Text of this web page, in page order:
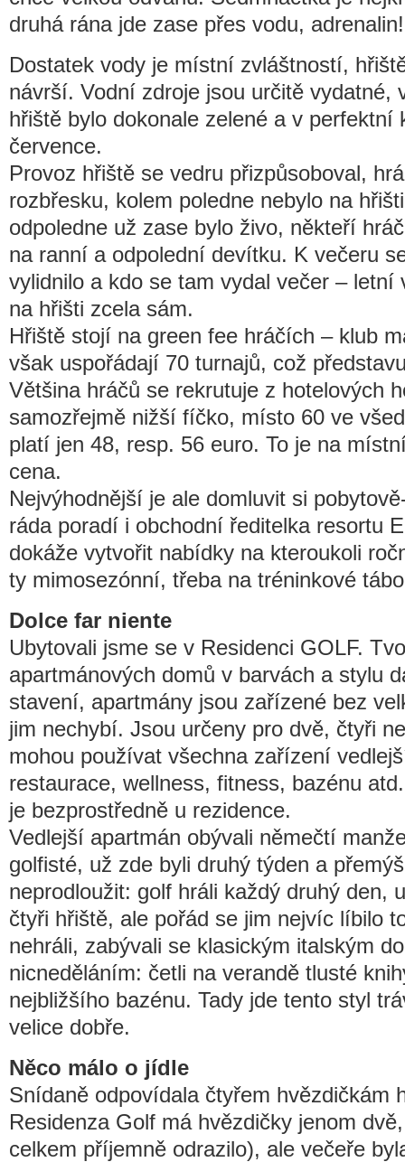
druhá rána jde zase přes vodu, adrenalin!
Dostatek vody je místní zvláštností,
návrší. Vodní zdroje jsou určitě vydatné,
hřiště bylo dokonale zelené a v perfektní
července.
Provoz hřiště se vedru přizpůsoboval,
rozbřesku, kolem poledne nebylo na
odpoledne už zase bylo živo, někteří
na ranní a odpolední devítku. K večeru
vylidnilo a kdo se tam vydal večer – letní
na hřišti zcela sám.
Hřiště stojí na green fee hráčích – klub
však uspořádají 70 turnajů, což
Většina hráčů se rekrutuje z hotelových
samozřejmě nižší fíčko, místo 60 ve
platí jen 48, resp. 56 euro. To je na
cena.
Nejvýhodnější je ale domluvit si
ráda poradí i obchodní ředitelka resortu
dokáže vytvořit nabídky na kteroukoli
ty mimosezónní, třeba na tréninkové
Dolce far niente
Ubytovali jsme se v Residenci GOLF.
apartmánových domů v barvách a stylu
stavení, apartmány jsou zařízené bez
jim nechybí. Jsou určeny pro dvě, čtyři
mohou používat všechna zařízení
restaurace, wellness, fitness, bazénu
je bezprostředně u rezidence.
Vedlejší apartmán obývali němečtí
golfisté, už zde byli druhý týden a
neprodloužit: golf hráli každý druhý den,
čtyři hřiště, ale pořád se jim nejvíc líbilo
nehráli, zabývali se klasickým italským
nicneděláním: četli na verandě tlusté
nejbližšího bazénu. Tady jde tento styl
velice dobře.
Něco málo o jídle
Snídaně odpovídala čtyřem hvězdičkám
Residenza Golf má hvězdičky jenom
celkem příjemně odrazilo), ale večeře